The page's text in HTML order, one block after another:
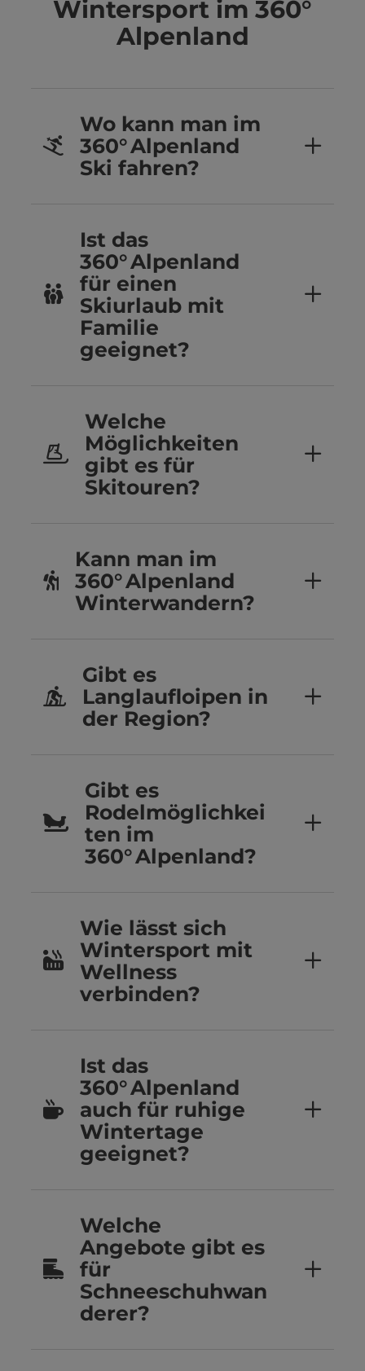
Wintersport im 360°
Alpenland
Wo kann man im
360° Alpenland
Ski fahren?
Ist das
360° Alpenland
für einen
Skiurlaub mit
Familie
geeignet?
Welche
Möglichkeiten
gibt es für
Skitouren?
Kann man im
360° Alpenland
Winterwandern?
Gibt es
Langlaufloipen in
der Region?
Gibt es
Rodelmöglichkei
ten im
360° Alpenland?
Wie lässt sich
Wintersport mit
Wellness
verbinden?
Ist das
360° Alpenland
auch für ruhige
Wintertage
geeignet?
Welche
Angebote gibt es
für
Schneeschuhwan
derer?